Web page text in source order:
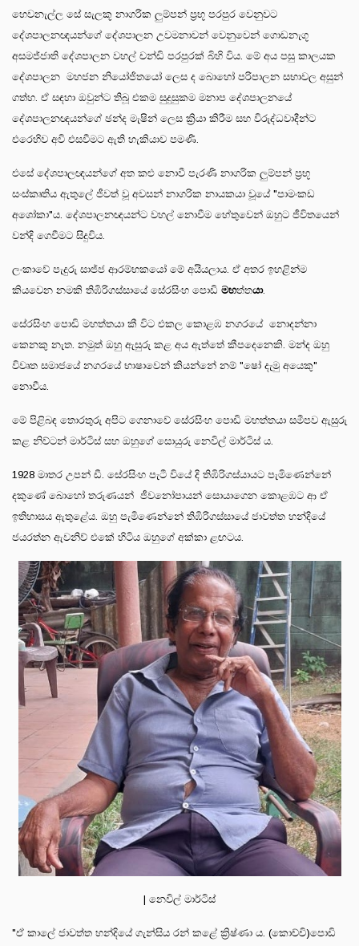
හෙවනැල්ල සේ සැලකූ නාගරික ලුම්පන් ප්‍රභූ පරපුර වෙනුවට
දේශපාලනඥයන්ගේ දේශපාලන උවමනාවන් වෙනුවෙන් ගොඩනැගූ
අසමජ්ජාති දේශපාලන වහල් චන්ඩි පරපුරක් බිහි විය. මේ අය පසු කාලයක
දේශපාලන මහජන නියෝජිතයෝ ලෙස ද බොහෝ පරිපාලන සභාවල අසුන්
ගත්හ. ඒ සඳහා ඔවුන්ට තිබූ එකම සුදුසුකම මනාප දේශපාලනයේ
දේශපාලනඥයන්ගේ ඡන්ද මැෂින් ලෙස ක්‍රියා කිරීම සහ විරුද්ධවාදීන්ට
එරෙහිව අවි එසවීමට ඇති හැකියාව පමණි.
එසේ දේශපාලඥයන්ගේ අත කළු නොවී පැරණි නාගරික ලුම්පන් ප්‍රභූ
සංස්කෘතිය ඇතුලේ ජීවත් වූ අවසන් නාගරික නායකයා වූයේ "පාමංකඩ
අශෝකා"ය. දේශපාලනඥයන්ට වහල් නොවීම හේතුවෙන් ඔහුට ජීවිතයෙන්
වන්දි ගෙවීමට සිදුවිය.
ලංකාවේ පැදුරු සාජ්ජ ආරම්භකයෝ මේ අයියලාය. ඒ අතර ඉහළින්ම
කියවෙන නමකි තිඹිරිගස්සායේ සේරසිංහ පොඩි මහත්තයා.
සේරසිංහ පොඩි මහත්තයා කී විට එකල කොළඹ නගරයේ නොදන්නා
කෙනකු නැත. නමුත් ඔහු ඇසුරු කළ අය ඇත්තේ කීපදෙනෙකි. මන්ද ඔහු
විවෘත සමාජයේ නගරයේ භාෂාවෙන් කියන්නේ නම් "ෂෝ දැමු අයෙකු"
නොවීය.
මේ පිළිබඳ තොරතුරු අපිට ගෙනාවේ සේරසිංහ පොඩි මහත්තයා සමීපව ඇසුරු
කළ නිව්ටන් මාර්ටිස් සහ ඔහුගේ සොයුරු නෙවිල් මාර්ටිස් ය.
1928 මාතර උපන් ඩී. සේරසිංහ පැටී වියේ දි තිඹිරිගස්යායට පැමිණෙන්නේ
දකුණේ බොහෝ තරුණයන් ජීවනෝපායන් සොයාගෙන කොළඹට ආ ඒ
ඉතිහාසය ඇතුළේය. ඔහු පැමිණෙන්නේ තිඹිරිගස්සායේ ජාවත්ත හන්දියේ
ජයරත්න ඇවනිව් එකේ හිටිය ඔහුගේ අක්කා ළඟටය.
| නෙවිල් මාර්ටිස්
"ඒ කාලේ ජාවත්ත හන්දියේ ගැන්සිය රන් කළේ ක්‍රිෂ්ණා ය. (කොච්චි)පොඩි